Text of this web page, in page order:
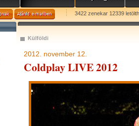
3422 zenekar 12339
Külföldi
2012. november 12.
Coldplay LIVE 2012